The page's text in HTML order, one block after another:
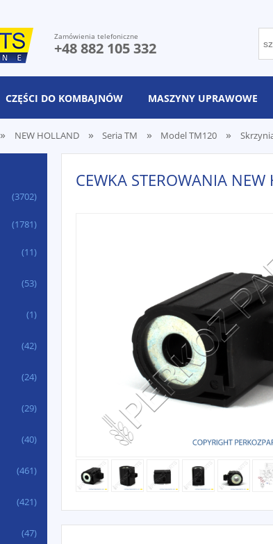
Zamówienia telefoniczne
+48 882 105 332
CZĘŚCI DO KOMBAJNÓW MASZYNY UPRAWOWE
» NEW HOLLAND » Seria TM » Model TM120 »
(3702)
(1781)
(11)
(53)
(1)
(42)
(24)
(29)
(40)
(461)
(421)
(47)
CEWKA STEROWANIA